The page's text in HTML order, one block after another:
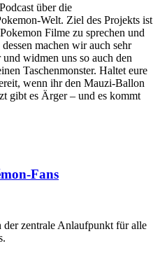
über die
Welt. Ziel des Projekts ist
Filme zu sprechen und
machen wir auch sehr
widmen uns so auch den
Taschenmonster. Haltet eure
wenn ihr den Mauzi-Ballon
gibt es Ärger – und es kommt
Fans
der zentrale Anlaufpunkt für alle